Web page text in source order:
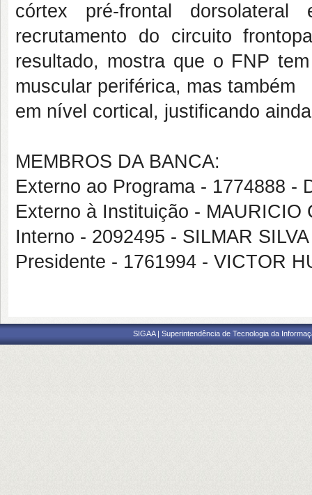
córtex pré-frontal
recrutamento do circuito
resultado, mostra que o FNP
muscular periférica, mas também
em nível cortical, justificando
MEMBROS DA BANCA:
Externo ao Programa - 1774888 -
Externo à Instituição - MAURICIO
Interno - 2092495 - SILMAR
Presidente - 1761994 - VICTOR
SIGAA | Superintendência de Tecnologia da